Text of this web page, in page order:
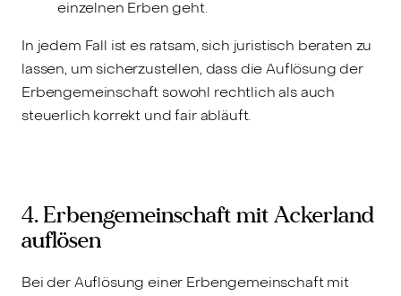
einzelnen Erben geht.
In jedem Fall ist es ratsam, sich juristisch beraten zu
lassen, um sicherzustellen, dass die Auflösung der
Erbengemeinschaft sowohl rechtlich als auch
steuerlich korrekt und fair abläuft.
4. Erbengemeinschaft mit Ackerland
auflösen
Bei der Auflösung einer Erbengemeinschaft mit